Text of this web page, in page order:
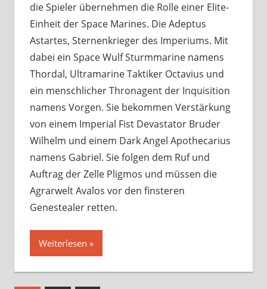
die Spieler übernehmen die Rolle einer Elite-
Einheit der Space Marines. Die Adeptus
Astartes, Sternenkrieger des Imperiums. Mit
dabei ein Space Wulf Sturmmarine namens
Thordal, Ultramarine Taktiker Octavius und
ein menschlicher Thronagent der Inquisition
namens Vorgen. Sie bekommen Verstärkung
von einem Imperial Fist Devastator Bruder
Wilhelm und einem Dark Angel Apothecarius
namens Gabriel. Sie folgen dem Ruf und
Auftrag der Zelle Pligmos und müssen die
Agrarwelt Avalos vor den finsteren
Genestealer retten.
Weiterlesen